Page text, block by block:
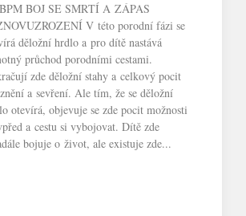
BOJ SE SMRTÍ A ZÁPAS
V této porodní fázi se
děložní hrdlo a pro dítě nastává
průchod porodními cestami.
zde děložní stahy a celkový pocit
a sevření. Ale tím, že se děložní
otevírá, objevuje se zde pocit možnosti
a cestu si vybojovat. Dítě zde
bojuje o život, ale existuje zde...